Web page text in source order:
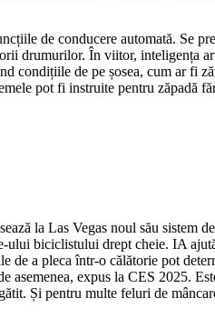
de conducere automată. Se
drumurilor. În viitor, inteligența
condițiile de pe șosea, cum ar fi
pot fi instruite pentru zăpadă
la Las Vegas noul său sistem
biciclistului drept cheie. IA
a pleca într-o călătorie pot
asemenea, expus la CES 2025.
Și pentru multe feluri de